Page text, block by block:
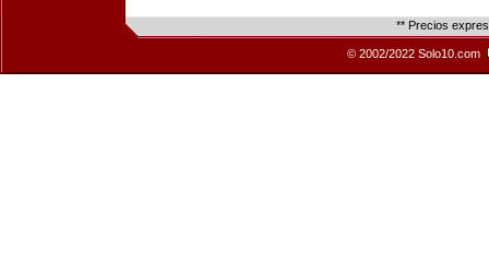
** Precios
© 2002/2022 Solo10.com